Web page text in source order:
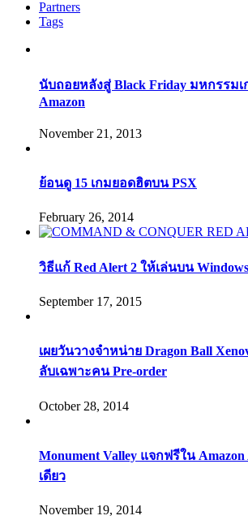
Partners
Tags
นับถอยหลังสู่ Black Friday มหกรรม
Amazon
November 21, 2013
ย้อนดู 15 เกมยอดฮิตบน PSX
February 26, 2014
วิธีแก้ Red Alert 2 ให้เล่นบน
September 17, 2015
เผยวันวางจำหน่าย Dragon Ball
ลับเฉพาะคน Pre-order
October 28, 2014
Monument Valley แจกฟรีใน
เดียว
November 19, 2014